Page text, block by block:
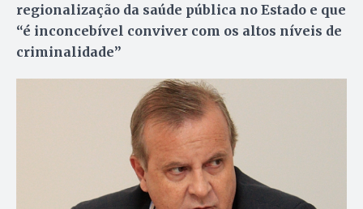
regionalização da saúde pública no Estado e que
“é inconcebível conviver com os altos níveis de
criminalidade”